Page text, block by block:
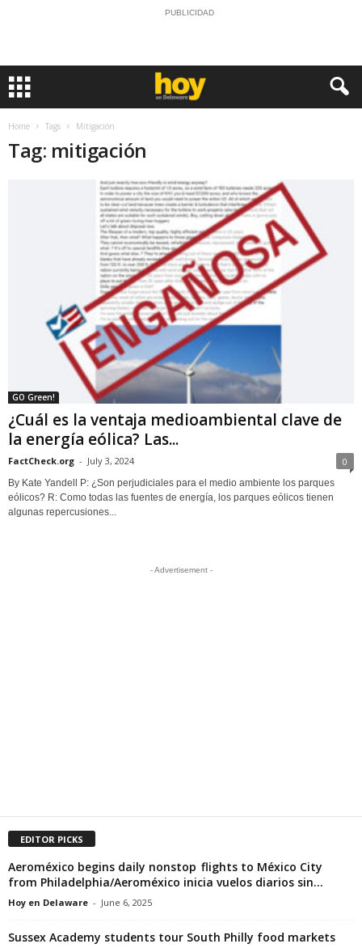
PUBLICIDAD
Home Tags Mitigación
Tag: mitigación
GO Green!
¿Cuál es la ventaja medioambiental clave de
la energía eólica? Las...
FactCheck.org - July 3, 2024 0
By Kate Yandell P: ¿Son perjudiciales para el medio ambiente los parques
eólicos? R: Como todas las fuentes de energía, los parques eólicos tienen
algunas repercusiones...
- Advertisement -
EDITOR PICKS
Aeroméxico begins daily nonstop flights to México City
from Philadelphia/Aeroméxico inicia vuelos diarios sin...
Hoy en Delaware - June 6, 2025
Sussex Academy students tour South Philly food markets